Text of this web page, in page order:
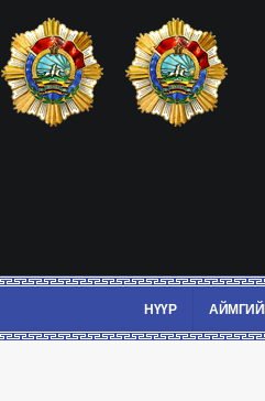
НҮҮР